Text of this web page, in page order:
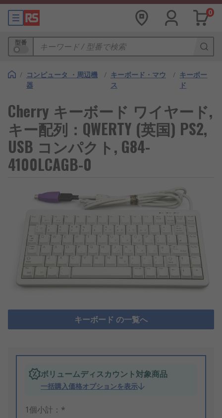
0
型番
/ コンピュータ ・周辺機
器
/ キーボード・マウ
ス
/ キーボー
ド
Cherry キーボード ワイヤード,
キー配列：QWERTY (英国) PS2,
USB コンパクト, G84-
4100LCAGB-0
キーボード の一覧へ
ボリュームディスカウント対象商品
一括購入価格オプションを表示
1個小計：*